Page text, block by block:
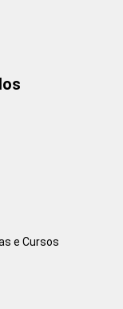
e Cursos